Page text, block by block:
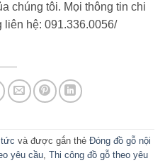
chúng tôi. Mọi thông tin chi
hệ: 091.336.0056/
và được gắn thẻ Đóng đồ gỗ nội
yêu cầu, Thi công đồ gỗ theo yêu